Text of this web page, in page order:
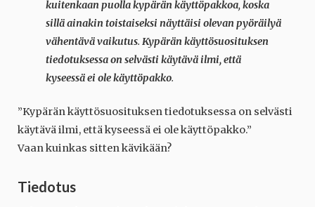
kuitenkaan puolla kypärän käyttöpakkoa, koska
sillä ainakin toistaiseksi näyttäisi olevan pyöräilyä
vähentävä vaikutus. Kypärän käyttösuosituksen
tiedotuksessa on selvästi käytävä ilmi, että
kyseessä ei ole käyttöpakko.
”Kypärän käyttösuosituksen tiedotuksessa on selvästi
käytävä ilmi, että kyseessä ei ole käyttöpakko.”
Vaan kuinkas sitten kävikään?
Tiedotus